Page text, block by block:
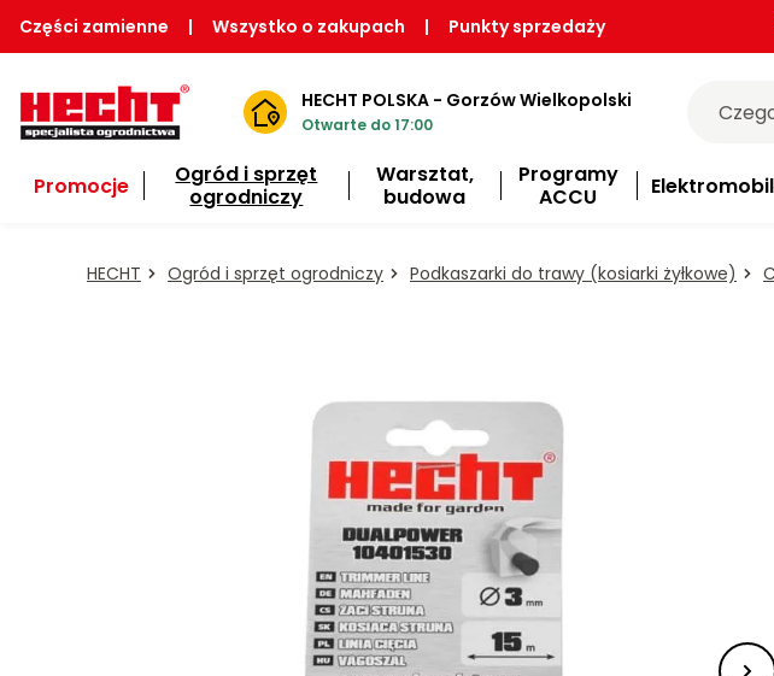
Części zamienne | Wszystko o zakupach | Punkty sprzedaży
HECHT POLSKA - Gorzów Wielkopolski
Otwarte do 17:00
Promocje
Ogród i sprzęt
ogrodniczy
Warsztat,
budowa
Programy
ACCU
HECHT Ogród i sprzęt ogrodniczy Podkaszarki do trawy (kosiarki żyłkowe)